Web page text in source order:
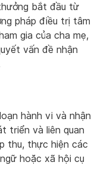
bắt đầu từ
pháp điều trị tâm
gia của cha mẹ,
vấn đề nhận
hành vi và nhận
triển và liên quan
thu, thực hiện các
hoặc xã hội cụ